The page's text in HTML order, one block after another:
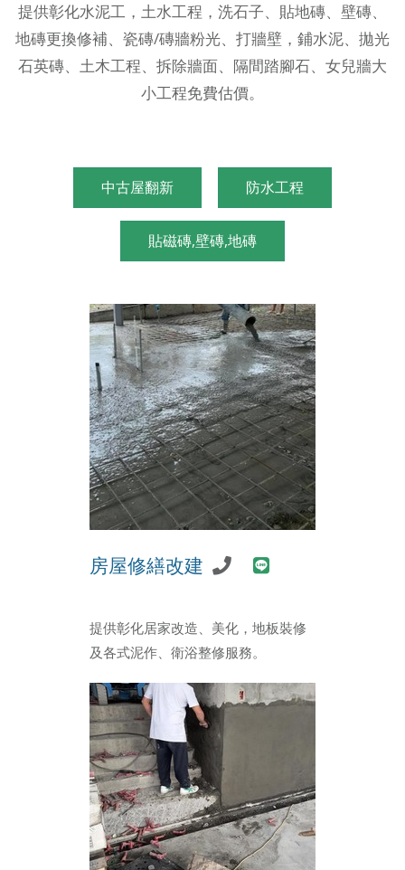
提供彰化水泥工，土水工程 ，洗石子、貼地磚、壁磚、
地磚更換修補、瓷磚/磚牆粉光、打牆壁，鋪水泥、拋光
石英磚、土木工程、拆除牆面、隔間踏腳石、女兒牆大
小工程免費估價。
中古屋翻新 防水工程
貼磁磚,壁磚,地磚
房屋修繕改建
提供彰化居家改造、美化，地板裝修
及各式泥作、衛浴整修服務。